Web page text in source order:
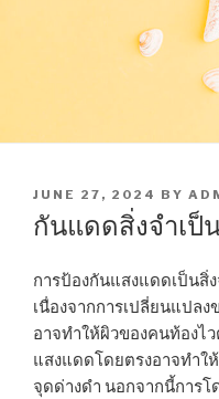
POSTED
ON
JUNE 27, 2024 BY
กันแดดสิ่งจำเป็
การป้องกันแสงแดดเป็นสิ่
เนื่องจากการเปลี่ยนแปล
อาจทำให้ผิวของคนท้องไ
แสงแดดโดยตรงอาจทำใ
จุดด่างดำ นอกจากนี้การ